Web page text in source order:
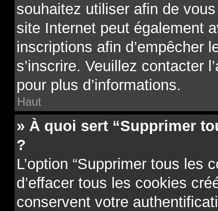
souhaitez utiliser afin de
site Internet peut également
inscriptions afin d’empêcher
s’inscrire. Veuillez contacter
pour plus d’informations.
Haut
» À quoi sert “Supprimer
?
L’option “Supprimer tous les
d’effacer tous les cookies
conservent votre